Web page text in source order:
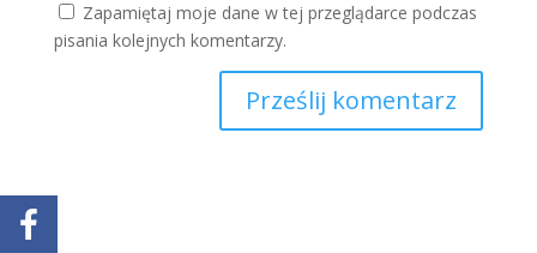
Zapamiętaj moje dane w tej przeglądarce podczas
pisania kolejnych komentarzy.